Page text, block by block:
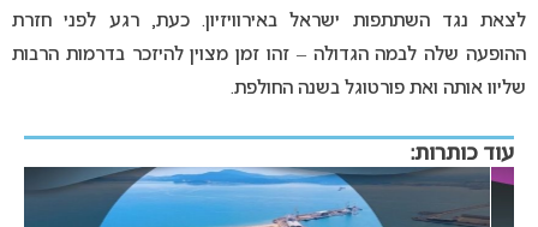
לצאת נגד השתתפות ישראל באירוויזיון. כעת, רגע לפני חזרת
ההופעה שלה לבמה הגדולה – זהו זמן מצוין להיזכר בדרמות הרבות
שליוו אותה ואת פורטוגל בשנה החולפת.
עוד כותרות: